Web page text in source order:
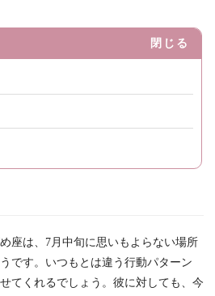
閉じる
座は、7月中旬に思いもよらない場所
です。いつもとは違う行動パターン
てくれるでしょう。彼に対しても、今